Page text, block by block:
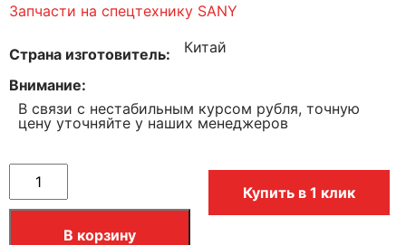
Запчасти на спецтехнику SANY
Страна изготовитель Китай
Внимание
В связи с нестабильным курсом рубля, точную
цену уточняйте у наших менеджеров
В корзину
Купить в 1 клик